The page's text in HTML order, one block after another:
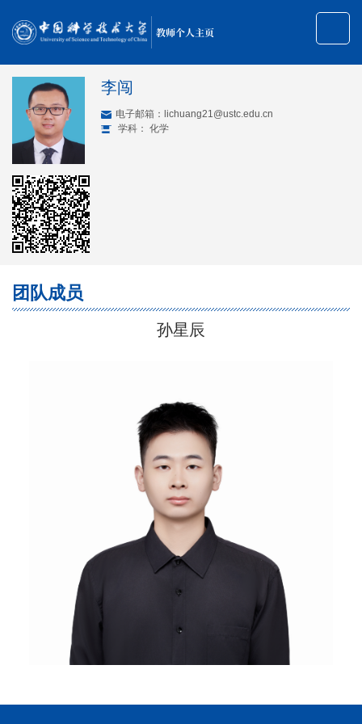
教师个人主页
李闯
电子邮箱： lichuang21@ustc.edu.cn
学科： 化学
团队成员
孙星辰